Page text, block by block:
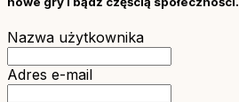
Nazwa użytkownika
Adres e-mail